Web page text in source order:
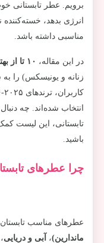
برویم. عطر تابستانی
انرژی بدهد،
مناسبی داشته باشد.
در این مقاله، ۱۰ تا از بهترین عطرهای تابستان
زنانه و یونیسکس) را
انتخاب شده‌اند. چه
تابستانی، این لیست
باشید.
چرا عطرهای
عطرهای مناسب
ماندارین)، آبی و دریایی